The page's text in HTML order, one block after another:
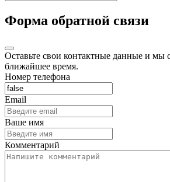
Форма обратной связи
Оставьте свои контактные данные и мы
ближайшее время.
Номер телефона
Email
Ваше имя
Комментарий